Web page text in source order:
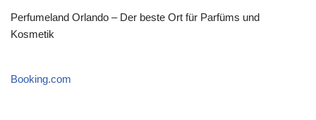
Perfumeland Orlando – Der beste Ort für Parfüms und
Kosmetik
Booking.com